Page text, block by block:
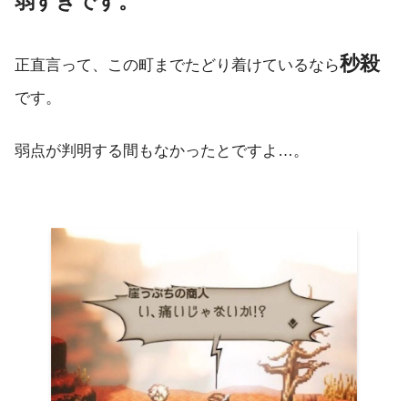
正直言って、この町までたどり着けているなら秒殺
です。
弱点が判明する間もなかったとですよ…。